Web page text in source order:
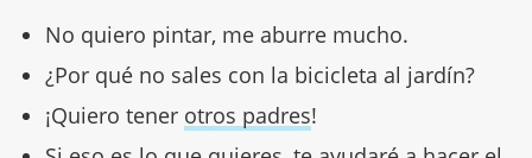
No quiero pintar, me aburre mucho.
¿Por qué no sales con la bicicleta al jardín?
¡Quiero tener otros padres!